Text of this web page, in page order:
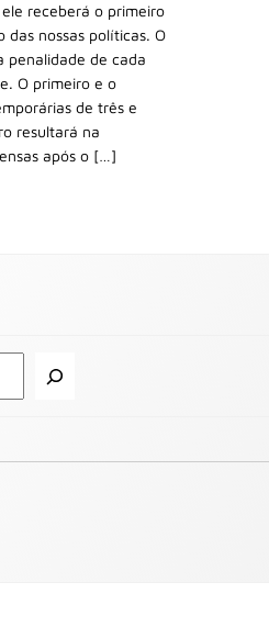
receberá o primeiro
nossas políticas. O
penalidade de cada
O primeiro e o
de três e
resultará na
após o […]